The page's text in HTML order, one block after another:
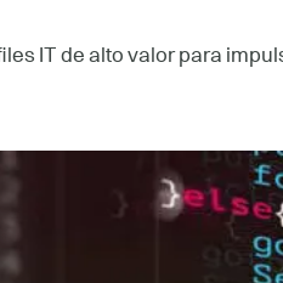
IT de alto valor para